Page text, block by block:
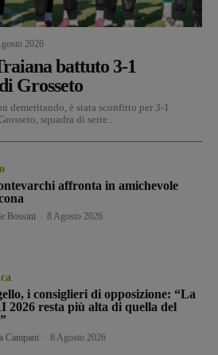
2026
battuto 3-1
Grosseto
demeritando, è stata sconfitto per 3-1
squadra di serie...
affronta in amichevole
Bossini 8 Agosto 2026
i consiglieri di opposizione: “La
2026 resta più alta di quella del
Campani 8 Agosto 2026